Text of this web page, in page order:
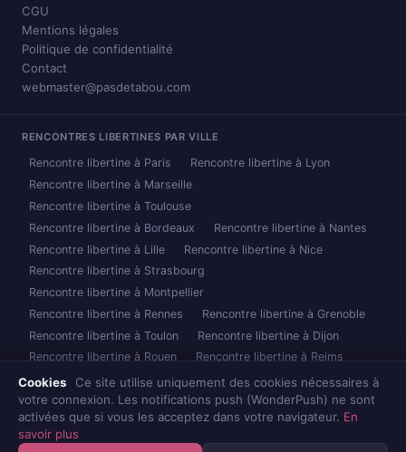
CGU
Mentions légales
Politique de confidentialité
Contact
webmaster@pasdetabou.com
RENCONTRES LIBERTINES PAR VILLE
Rencontre libertine à Paris
Rencontre libertine à Lyon
Rencontre libertine à Marseille
Rencontre libertine à Toulouse
Rencontre libertine à Bordeaux
Rencontre libertine à Nantes
Rencontre libertine à Lille
Rencontre libertine à Nice
Rencontre libertine à Strasbourg
Rencontre libertine à Montpellier
Rencontre libertine à Rennes
Rencontre libertine à Grenoble
Rencontre libertine à Toulon
Rencontre libertine à Dijon
Rencontre libertine à Rouen
Rencontre libertine à Reims
Rencontre libertine à Caen
Rencontre libertine à Nancy
Rencontre libertine à Metz
Rencontre libertine à Brest
Toutes les villes →
Cookies
Ce site utilise uniquement des cookies nécessaires à
votre connexion. Les notifications push (WonderPush) ne sont
activées que si vous les acceptez dans votre navigateur. En
savoir plus